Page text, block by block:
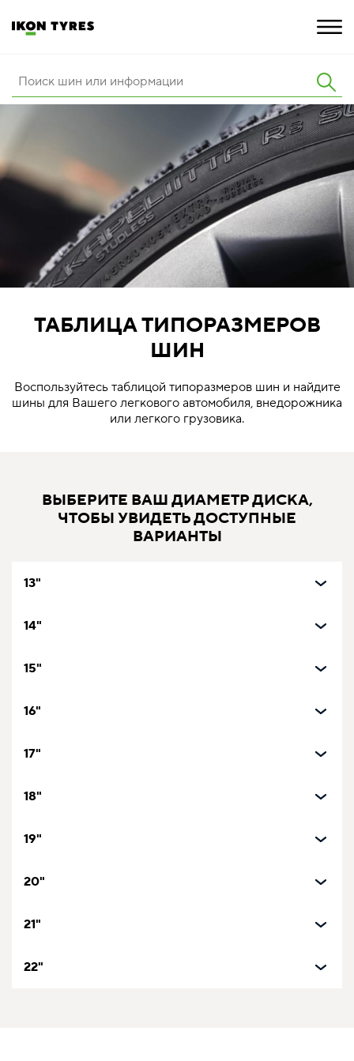
РАСШИРЕННАЯ ГАРАНТИЯ
О КОМПАНИИ
ПОКУПКА И АКЦИИ
ТАБЛИЦА ТИПОРАЗМЕРОВ
ШИН
Воспользуйтесь таблицой типоразмеров шин и найдите
шины для Вашего легкового автомобиля, внедорожника
или легкого грузовика.
ВЫБЕРИТЕ ВАШ ДИАМЕТР ДИСКА,
ЧТОБЫ УВИДЕТЬ ДОСТУПНЫЕ
ВАРИАНТЫ
13"
14"
15"
16"
17"
18"
19"
20"
21"
22"